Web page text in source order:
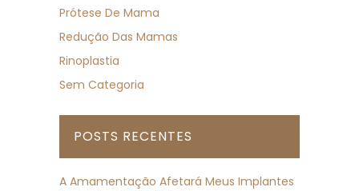
Prótese De Mama
Redução Das Mamas
Rinoplastia
Sem Categoria
POSTS RECENTES
A Amamentação Afetará Meus Implantes